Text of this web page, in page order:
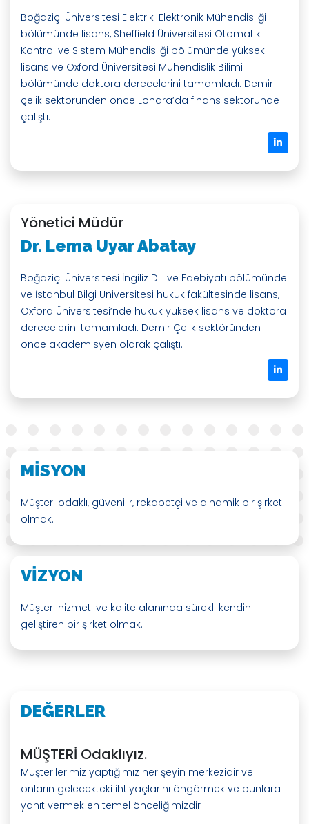
Boğaziçi Üniversitesi Elektrik-Elektronik Mühendisliği
bölümünde lisans, Sheffield Üniversitesi Otomatik
Kontrol ve Sistem Mühendisliği bölümünde yüksek
lisans ve Oxford Üniversitesi Mühendislik Bilimi
bölümünde doktora derecelerini tamamladı. Demir
çelik sektöründen önce Londra’da finans sektöründe
çalıştı.
Yönetici Müdür
Dr. Lema Uyar Abatay
Boğaziçi Üniversitesi İngiliz Dili ve Edebiyatı bölümünde
ve İstanbul Bilgi Üniversitesi hukuk fakültesinde lisans,
Oxford Üniversitesi’nde hukuk yüksek lisans ve doktora
derecelerini tamamladı. Demir Çelik sektöründen
önce akademisyen olarak çalıştı.
MİSYON
Müşteri odaklı, güvenilir, rekabetçi ve dinamik bir şirket
olmak.
VİZYON
Müşteri hizmeti ve kalite alanında sürekli kendini
geliştiren bir şirket olmak.
DEĞERLER
MÜŞTERİ Odaklıyız.
Müşterilerimiz yaptığımız her şeyin merkezidir ve
onların gelecekteki ihtiyaçlarını öngörmek ve bunlara
yanıt vermek en temel önceliğimizdir